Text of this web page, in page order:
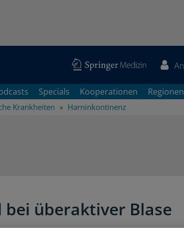
Specials Kooperationen Regionen
Krankheiten Harninkontinenz
bei überaktiver Blase